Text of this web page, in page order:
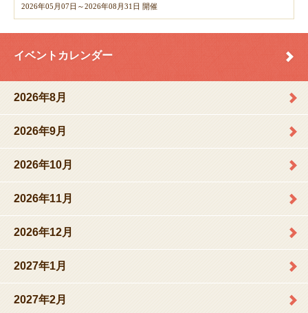
2026年05月07日～2026年08月31日 開催
イベントカレンダー
2026年8月
2026年9月
2026年10月
2026年11月
2026年12月
2027年1月
2027年2月